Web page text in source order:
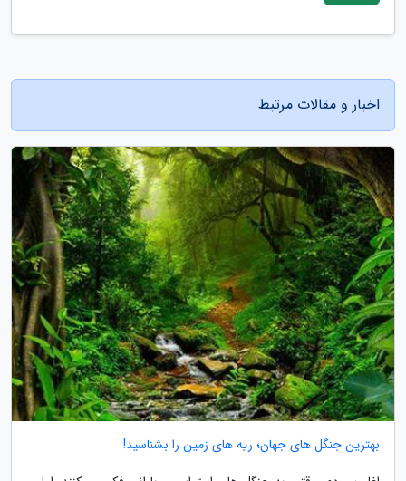
اخبار و مقالات مرتبط
بهترین جنگل های جهان؛ ریه های زمین را بشناسید!